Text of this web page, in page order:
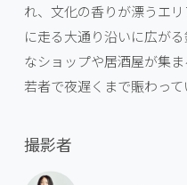
れ、文化の香りが漂うエ
に走る大通り沿いに広が
なショップや居酒屋が集
若者で夜遅くまで賑わって
撮影者